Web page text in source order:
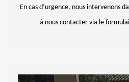
En cas d’urgence, nous intervenons
à nous contacter via le